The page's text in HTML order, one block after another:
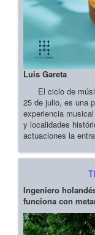
Luis Gareta
El ciclo de
25 de julio, es una
experiencia
y localidades
actuaciones la
Ingeniero
funciona con